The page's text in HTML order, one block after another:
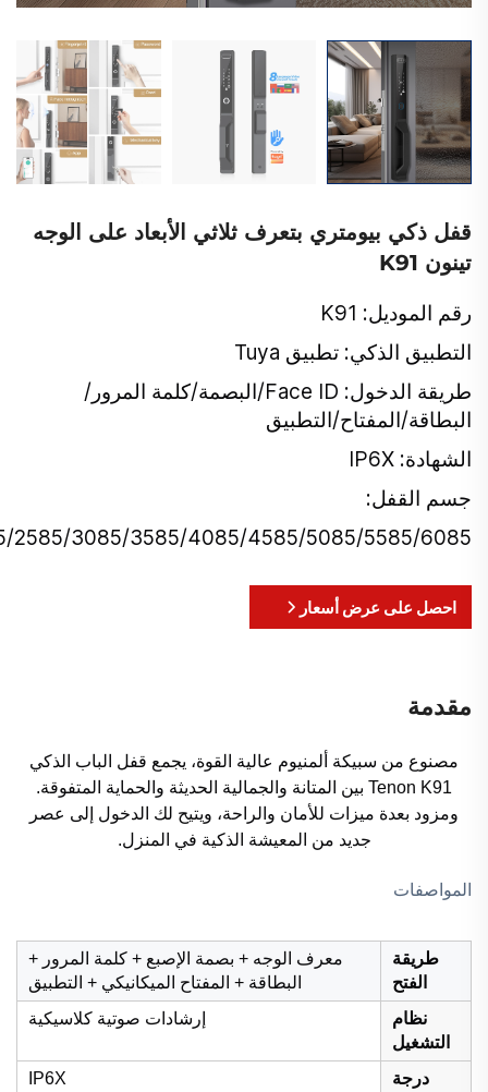
قفل ذكي بيومتري بتعرف ثلاثي الأبعاد على الوجه
تينون K91
رقم الموديل: K91
التطبيق الذكي: تطبيق Tuya
طريقة الدخول: Face ID/البصمة/كلمة المرور/
البطاقة/المفتاح/التطبيق
الشهادة: IP6X
جسم القفل:
2585/3085/3585/4085/4585/5085/5585/6085
احصل على عرض أسعار
مقدمة
مصنوع من سبيكة ألمنيوم عالية القوة، يجمع قفل الباب الذكي
Tenon K91 بين المتانة والجمالية الحديثة والحماية المتفوقة.
ومزود بعدة ميزات للأمان والراحة، ويتيح لك الدخول إلى عصر
جديد من المعيشة الذكية في المنزل.
المواصفات
طريقة
الفتح
معرف الوجه + بصمة الإصبع + كلمة المرور +
البطاقة + المفتاح الميكانيكي + التطبيق
نظام
التشغيل
إرشادات صوتية كلاسيكية
درجة
IP6X